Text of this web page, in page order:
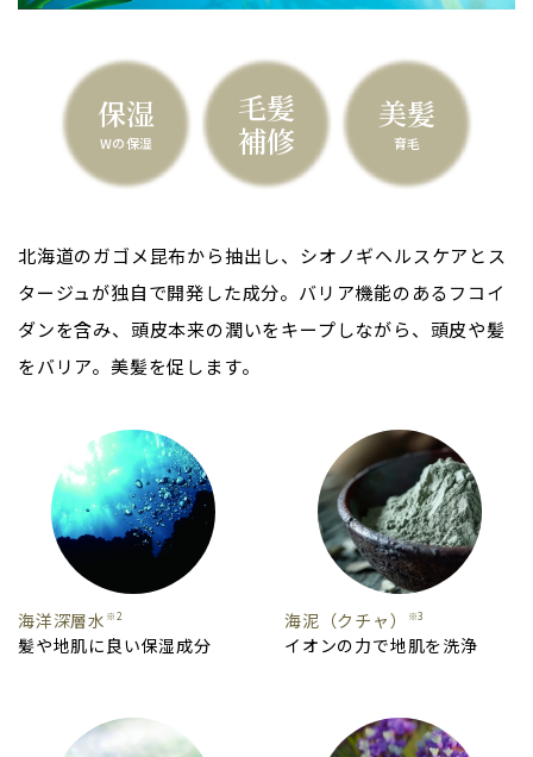
保湿
Wの保湿
毛髪
補修
美髪
育毛
北海道のガゴメ昆布から抽出し、シオノギヘルスケアとス
タージュが独自で開発した成分。 バリア機能のあるフコイ
ダンを含み、頭皮本来の潤いをキープしながら、頭皮や髪
をバリア。 美髪を促します。
海洋深層水 ※2
髪や地肌に良い保湿成分
海泥（クチャ） ※3
イオンの力で地肌を洗浄